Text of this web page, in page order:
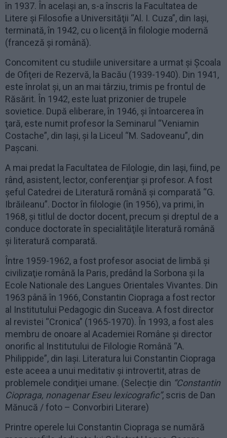
în 1937. În acelaşi an, s-a înscris la Facultatea de
Litere şi Filosofie a Universităţii “Al. I. Cuza”, din Iaşi,
terminată, în 1942, cu o licenţă în filologie modernă
(franceză şi română).
Concomitent cu studiile universitare a urmat şi Şcoala
de Ofiţeri de Rezervă, la Bacău (1939-1940). Din 1941,
este înrolat şi, un an mai târziu, trimis pe frontul de
Răsărit. În 1942, este luat prizonier de trupele
sovietice. După eliberare, în 1946, și întoarcerea în
ţară, este numit profesor la Seminarul “Veniamin
Costache”, din Iaşi, şi la Liceul “M. Sadoveanu”, din
Paşcani.
A mai predat la Facultatea de Filologie, din Iaşi, fiind, pe
rând, asistent, lector, conferenţiar şi profesor. A fost
şeful Catedrei de Literatură română şi comparată “G.
Ibrăileanu”. Doctor în filologie (în 1956), va primi, în
1968, şi titlul de doctor docent, precum şi dreptul de a
conduce doctorate în specialităţile literatură română
şi literatură comparată.
Între 1959-1962, a fost profesor asociat de limbă şi
civilizaţie română la Paris, predând la Sorbona şi la
Ecole Nationale des Langues Orientales Vivantes. Din
1963 până în 1966, Constantin Ciopraga a fost rector
al Institutului Pedagogic din Suceava. A fost director
al revistei “Cronica” (1965-1970). În 1993, a fost ales
membru de onoare al Academiei Române şi director
onorific al Institutului de Filologie Română “A.
Philippide”, din Iaşi. Literatura lui Constantin Ciopraga
este aceea a unui meditativ şi introvertit, atras de
problemele condiţiei umane. (Selecție din “Constantin
Ciopraga, nonagenar Eseu lexicografic”, scris de Dan
Mănucă / foto – Convorbiri Literare)
Printre operele lui Constantin Ciopraga se numără